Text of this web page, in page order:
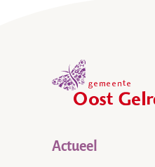
Actueel